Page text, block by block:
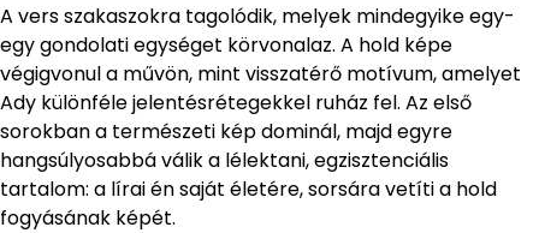
A vers szakaszokra tagolódik, melyek mindegyike egy-
egy gondolati egységet körvonalaz. A hold képe
végigvonul a művön, mint visszatérő motívum, amelyet
Ady különféle jelentésrétegekkel ruház fel. Az első
sorokban a természeti kép dominál, majd egyre
hangsúlyosabbá válik a lélektani, egzisztenciális
tartalom: a lírai én saját életére, sorsára vetíti a hold
fogyásának képét.